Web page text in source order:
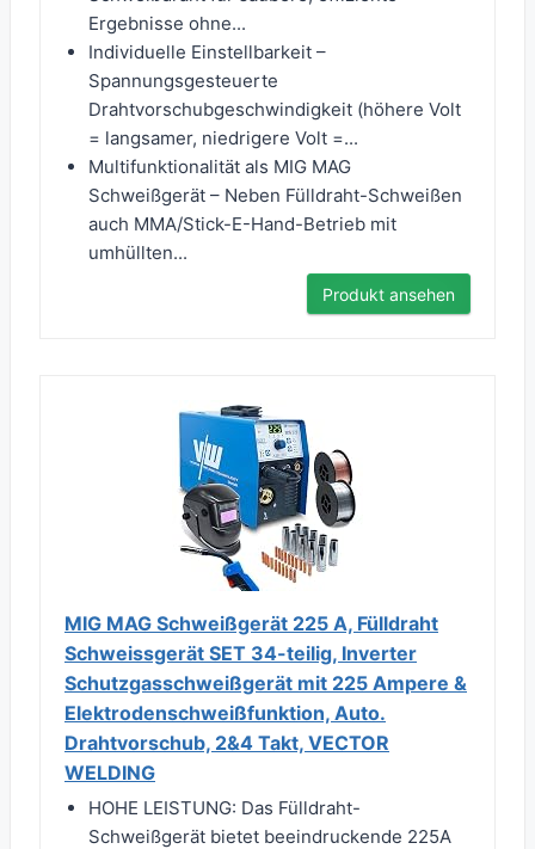
Ergebnisse ohne...
Individuelle Einstellbarkeit –
Spannungsgesteuerte
Drahtvorschubgeschwindigkeit (höhere Volt
= langsamer, niedrigere Volt =...
Multifunktionalität als MIG MAG
Schweißgerät – Neben Fülldraht-Schweißen
auch MMA/Stick-E-Hand-Betrieb mit
umhüllten...
Produkt ansehen
MIG MAG Schweißgerät 225 A, Fülldraht
Schweissgerät SET 34-teilig, Inverter
Schutzgasschweißgerät mit 225 Ampere &
Elektrodenschweißfunktion, Auto.
Drahtvorschub, 2&4 Takt, VECTOR
WELDING
HOHE LEISTUNG: Das Fülldraht-
Schweißgerät bietet beeindruckende 225A